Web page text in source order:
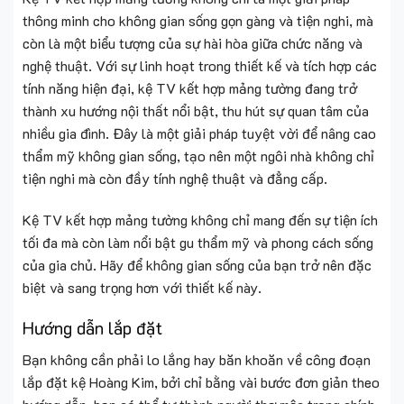
thông minh cho không gian sống gọn gàng và tiện nghi, mà
còn là một biểu tượng của sự hài hòa giữa chức năng và
nghệ thuật. Với sự linh hoạt trong thiết kế và tích hợp các
tính năng hiện đại, kệ TV kết hợp mảng tường đang trở
thành xu hướng nội thất nổi bật, thu hút sự quan tâm của
nhiều gia đình. Đây là một giải pháp tuyệt vời để nâng cao
thẩm mỹ không gian sống, tạo nên một ngôi nhà không chỉ
tiện nghi mà còn đầy tính nghệ thuật và đẳng cấp.
Kệ TV kết hợp mảng tường không chỉ mang đến sự tiện ích
tối đa mà còn làm nổi bật gu thẩm mỹ và phong cách sống
của gia chủ. Hãy để không gian sống của bạn trở nên đặc
biệt và sang trọng hơn với thiết kế này.
Hướng dẫn lắp đặt
Bạn không cần phải lo lắng hay băn khoăn về công đoạn
lắp đặt kệ Hoàng Kim, bởi chỉ bằng vài bước đơn giản theo